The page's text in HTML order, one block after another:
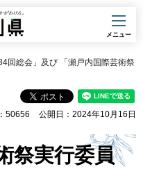
メニュー
回総会」及び 「瀬戸内国際芸術祭
50656 公開日：2024年10月16日
祭実行委員